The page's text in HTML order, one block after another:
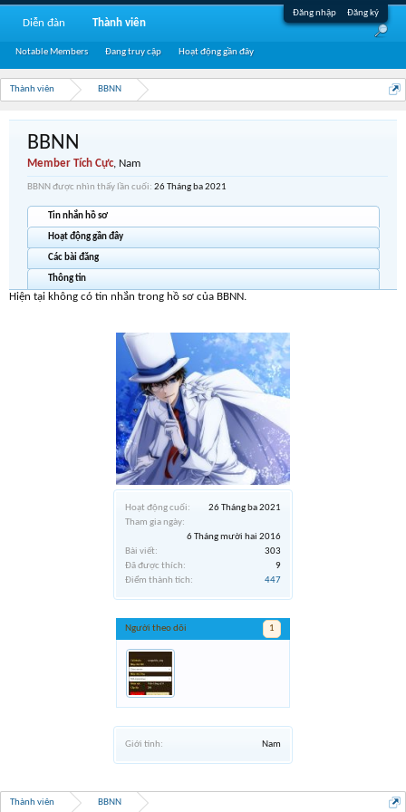
Đăng nhập Đăng ký
Thành viên BBNN
Hoạt động cuối:
26 Tháng ba 2021
Tham gia ngày:
6 Tháng mười hai 2016
Bài viết:
303
Đã được thích:
9
Điểm thành tích:
447
Người theo dõi 1
Giới tính: Nam
BBNN
Member Tích Cực, Nam
BBNN được nhìn thấy lần cuối: 26 Tháng ba 2021
Tin nhắn hồ sơ
Hoạt động gần đây
Các bài đăng
Thông tin
Hiện tại không có tin nhắn trong hồ sơ của BBNN.
Thành viên BBNN
Diễn đàn Thành viên
Notable Members Đang truy cập Hoạt động gần đây